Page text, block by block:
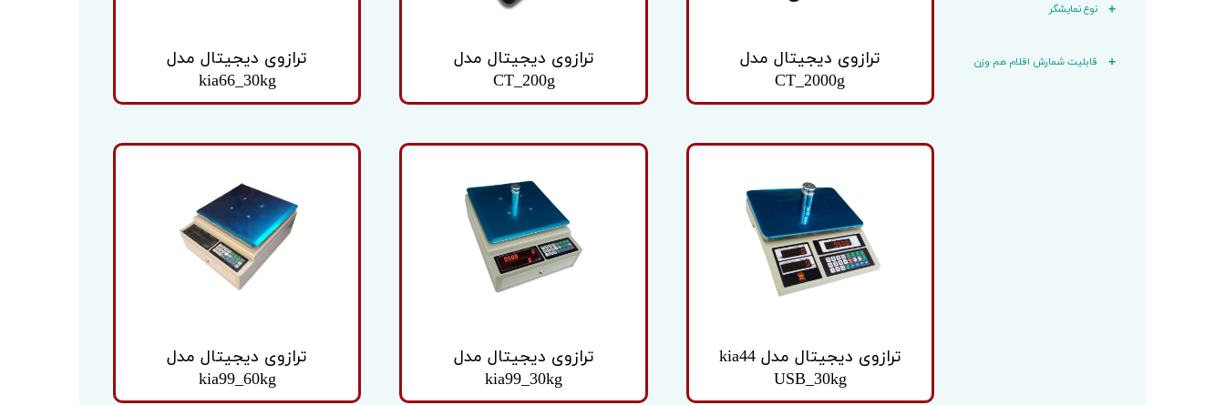
نوع نمایشگر
قابلیت شمارش اقلام هم وزن
ترازوی دیجیتال مدل
CT_2000g
ترازوی دیجیتال مدل
CT_200g
ترازوی دیجیتال مدل
kia66_30kg
ترازوی دیجیتال مدل kia44
USB_30kg
ترازوی دیجیتال مدل
kia99_30kg
ترازوی دیجیتال مدل
kia99_60kg